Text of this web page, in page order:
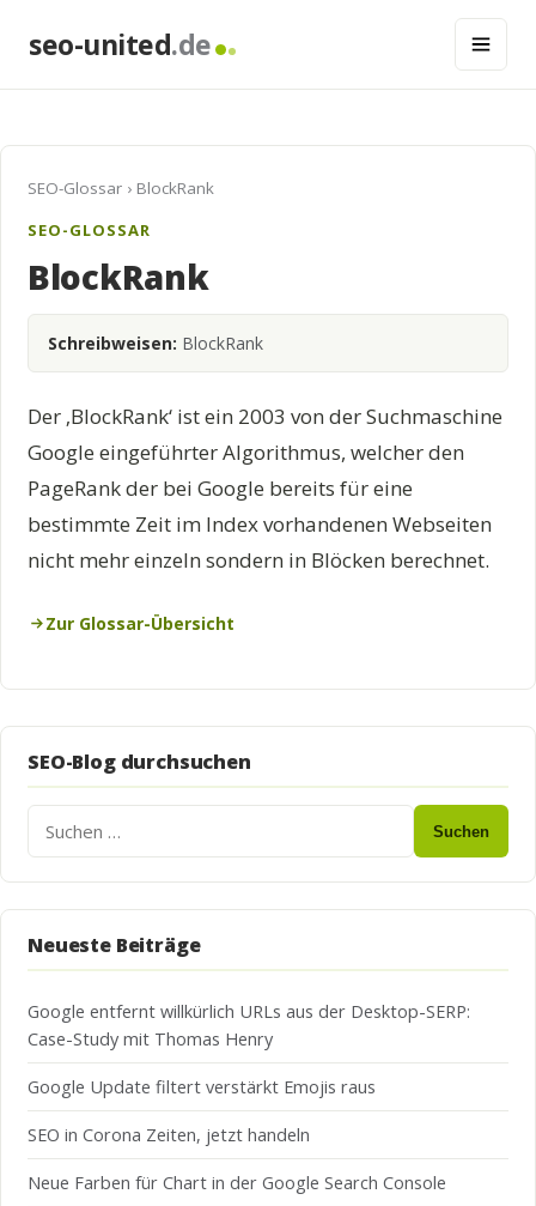
seo-united.de
SEO-Glossar › BlockRank
SEO-GLOSSAR
BlockRank
Schreibweisen: BlockRank
Der ‚BlockRank‘ ist ein 2003 von der Suchmaschine
Google eingeführter Algorithmus, welcher den
PageRank der bei Google bereits für eine
bestimmte Zeit im Index vorhandenen Webseiten
nicht mehr einzeln sondern in Blöcken berechnet.
Zur Glossar-Übersicht
SEO-Blog durchsuchen
Suchen
Neueste Beiträge
Google entfernt willkürlich URLs aus der Desktop-SERP:
Case-Study mit Thomas Henry
Google Update filtert verstärkt Emojis raus
SEO in Corona Zeiten, jetzt handeln
Neue Farben für Chart in der Google Search Console